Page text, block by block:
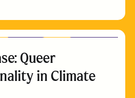
Queer
in Climate